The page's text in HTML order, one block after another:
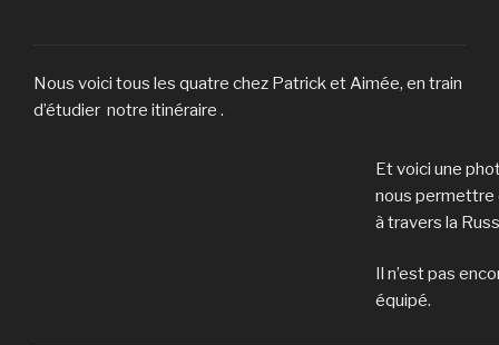
Nous voici tous les quatre chez Patrick et Aimée, en train
d’étudier notre itinéraire .
Et voici une
nous permettre
à travers la
Il n’est pas
équipé.